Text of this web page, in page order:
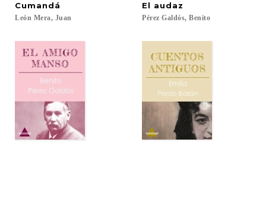
Cumandá
León Mera, Juan
El audaz
Pérez Galdós, Benito